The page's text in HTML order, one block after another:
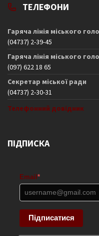
ТЕЛЕФОНИ
Гаряча лінія міського
(04737) 2-39-45
Гаряча лінія міського
(097) 622 18 65
Секретар міської ради
(04737) 2-30-31
Телефонний довідник
ПІДПИСКА
Email*
Підписатися